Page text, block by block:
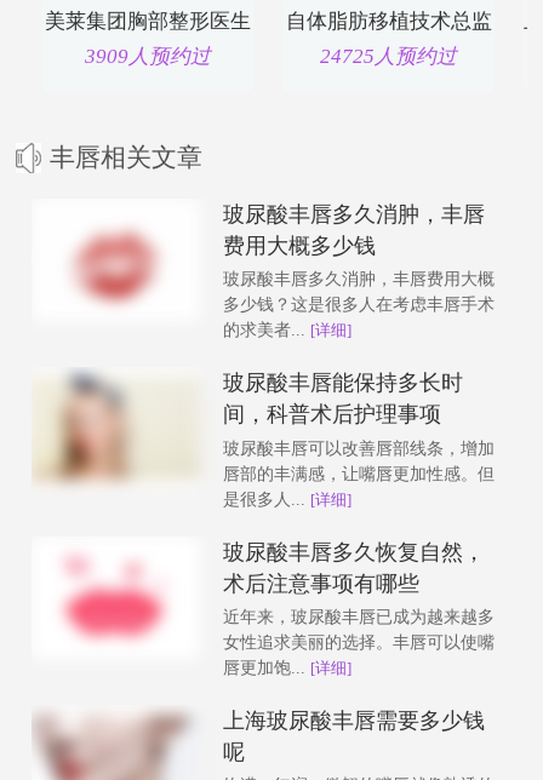
美莱集团胸部整形医生
3909人预约过
自体脂肪移植技术总监
24725人预约过
丰唇相关文章
玻尿酸丰唇多久消肿，丰唇
费用大概多少钱
玻尿酸丰唇多久消肿，丰唇费用大概
多少钱？这是很多人在考虑丰唇手术
的求美者... [详细]
玻尿酸丰唇能保持多长时
间，科普术后护理事项
玻尿酸丰唇可以改善唇部线条，增加
唇部的丰满感，让嘴唇更加性感。但
是很多人... [详细]
玻尿酸丰唇多久恢复自然，
术后注意事项有哪些
近年来，玻尿酸丰唇已成为越来越多
女性追求美丽的选择。丰唇可以使嘴
唇更加饱... [详细]
上海玻尿酸丰唇需要多少钱
呢